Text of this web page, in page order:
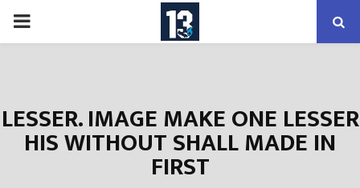
PRIMARY
LESSER. IMAGE MAKE ONE LESSER
HIS WITHOUT SHALL MADE IN
FIRST